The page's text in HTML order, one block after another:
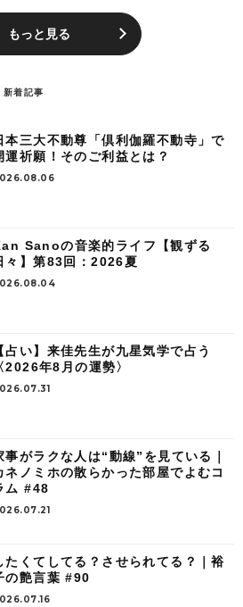
もっと見る
新着記事
本三大不動尊「倶利伽羅不動寺」で
運祈願！そのご利益とは？
Sanoの音楽的ライフ【観ずる
々】第83回：2026夏
【占い】来佳先生が九星気学で占う
〈2026年8月の運勢〉
事がラクな人は“動線”を見ている｜
ネノミホの散らかった部屋でよむコ
ム #48
たくてしてる？させられてる？｜裕
の艶言葉 #90